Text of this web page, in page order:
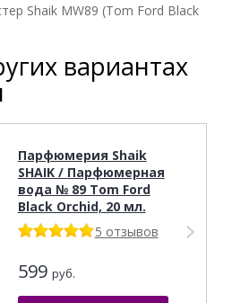
Shaik MW89 (Tom Ford Black
вариантах
Парфюмерия Shaik
SHAIK / Парфюмерная
вода № 89 Tom Ford
Black Orchid, 20 мл.
5 отзывов
599 руб.